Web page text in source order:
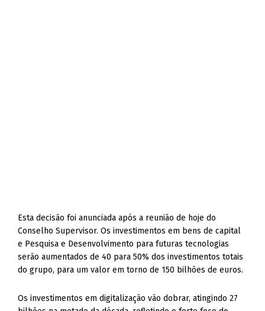
Esta decisão foi anunciada após a reunião de hoje do
Conselho Supervisor. Os investimentos em bens de capital
e Pesquisa e Desenvolvimento para futuras tecnologias
serão aumentados de 40 para 50% dos investimentos totais
do grupo, para um valor em torno de 150 bilhões de euros.
Os investimentos em digitalização vão dobrar, atingindo 27